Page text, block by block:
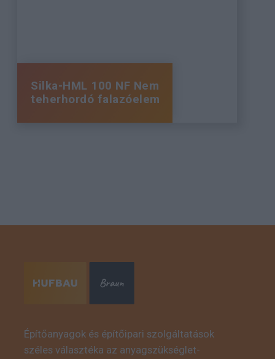
Silka-HML 100 NF Nem
teherhordó falazóelem
Építőanyagok és építőipari szolgáltatások
széles választéka az anyagszükséglet-